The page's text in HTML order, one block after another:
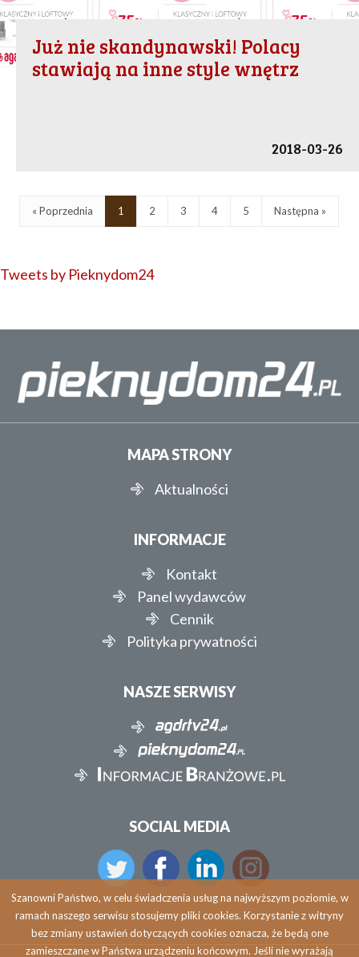
Już nie skandynawski! Polacy
stawiają na inne style wnętrz
2018-03-26
« Poprzednia 1 2 3 4 5 Następna »
Tweets by Pieknydom24
MAPA STRONY
Aktualności
INFORMACJE
Kontakt
Panel wydawców
Cennik
Polityka prywatności
NASZE SERWISY
SOCIAL MEDIA
Szanowni Państwo, w celu świadczenia usług na najwyższym poziomie, w
ramach naszego serwisu stosujemy pliki cookies. Korzystanie z witryny
bez zmiany ustawień dotyczących cookies oznacza, że będą one
zamieszczane w Państwa urządzeniu końcowym. Jeśli nie wyrażają